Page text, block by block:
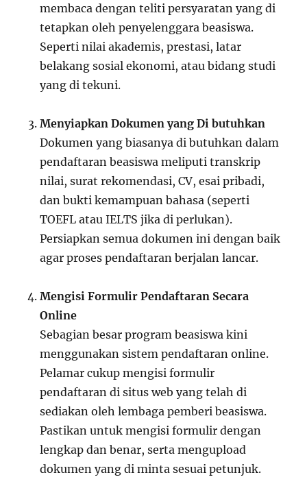
membaca dengan teliti persyaratan yang di
tetapkan oleh penyelenggara beasiswa.
Seperti nilai akademis, prestasi, latar
belakang sosial ekonomi, atau bidang studi
yang di tekuni.
Menyiapkan Dokumen yang Di butuhkan
Dokumen yang biasanya di butuhkan dalam
pendaftaran beasiswa meliputi transkrip
nilai, surat rekomendasi, CV, esai pribadi,
dan bukti kemampuan bahasa (seperti
TOEFL atau IELTS jika di perlukan).
Persiapkan semua dokumen ini dengan baik
agar proses pendaftaran berjalan lancar.
Mengisi Formulir Pendaftaran Secara
Online
Sebagian besar program beasiswa kini
menggunakan sistem pendaftaran online.
Pelamar cukup mengisi formulir
pendaftaran di situs web yang telah di
sediakan oleh lembaga pemberi beasiswa.
Pastikan untuk mengisi formulir dengan
lengkap dan benar, serta mengupload
dokumen yang di minta sesuai petunjuk.